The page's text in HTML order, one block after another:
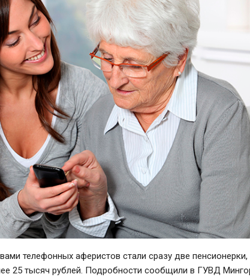
телефонных аферистов стали сразу две
25 тысяч рублей. Подробности сообщили в ГУВД
санкции против
НПЗ и расширил
для белорусской…
Власти
ставку на